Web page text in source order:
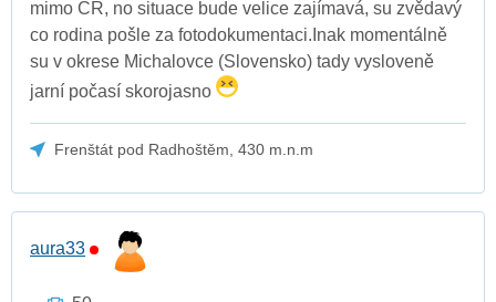
mimo ČR, no situace bude velice zajímavá, su zvědavý
co rodina pošle za fotodokumentaci.Inak momentálně
su v okrese Michalovce (Slovensko) tady vysloveně
jarní počasí skorojasno
Frenštát pod Radhoštěm, 430 m.n.m
aura33